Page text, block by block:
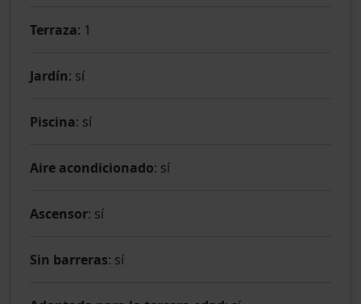
Terraza: 1
Jardín: sí
Piscina: sí
Aire acondicionado: sí
Ascensor: sí
Sin barreras: sí